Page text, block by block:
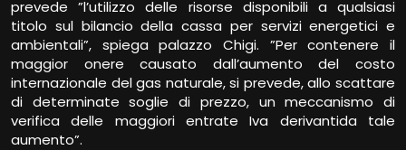
prevede ”l’utilizzo delle risorse disponibili a qualsiasi
titolo sul bilancio della cassa per servizi energetici e
ambientali”, spiega palazzo Chigi. ”Per contenere il
maggior onere causato dall’aumento del costo
internazionale del gas naturale, si prevede, allo scattare
di determinate soglie di prezzo, un meccanismo di
verifica delle maggiori entrate Iva derivantida tale
aumento”.